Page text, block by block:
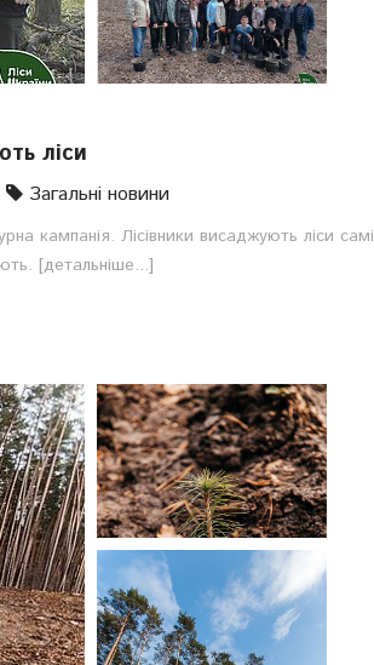
ліси
Загальні новини
кампанія. Лісівники висаджують ліси самі
[детальніше...]